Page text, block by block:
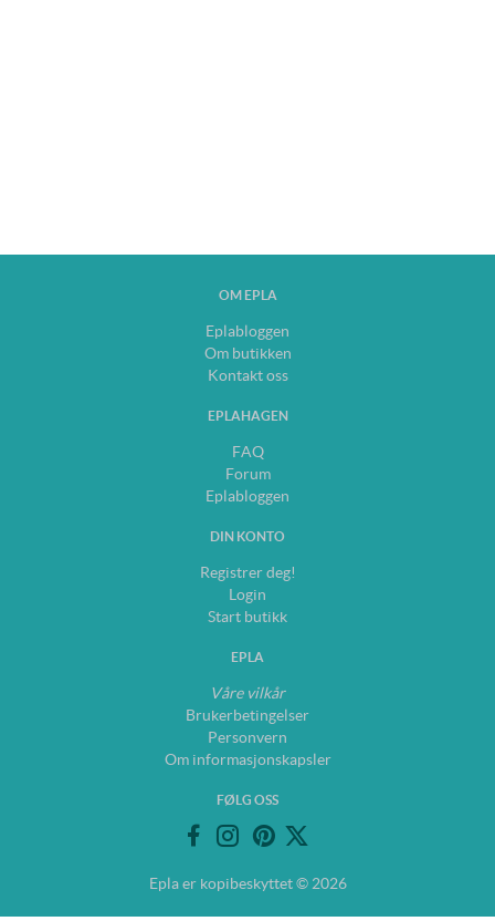
OM EPLA
Eplabloggen
Om butikken
Kontakt oss
EPLAHAGEN
FAQ
Forum
Eplabloggen
DIN KONTO
Registrer deg!
Login
Start butikk
EPLA
Våre vilkår
Brukerbetingelser
Personvern
Om informasjonskapsler
FØLG OSS
Epla er kopibeskyttet © 2026